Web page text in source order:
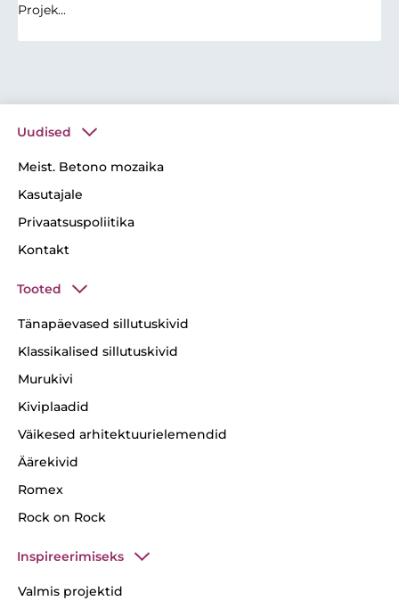
Projek...
Uudised
Meist. Betono mozaika
Kasutajale
Privaatsuspoliitika
Kontakt
Tooted
Tänapäevased sillutuskivid
Klassikalised sillutuskivid
Murukivi
Kiviplaadid
Väikesed arhitektuurielemendid
Äärekivid
Romex
Rock on Rock
Inspireerimiseks
Valmis projektid